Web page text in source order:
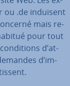
ou .de induisent
mais re­
pour tout
d’at­
d’im­